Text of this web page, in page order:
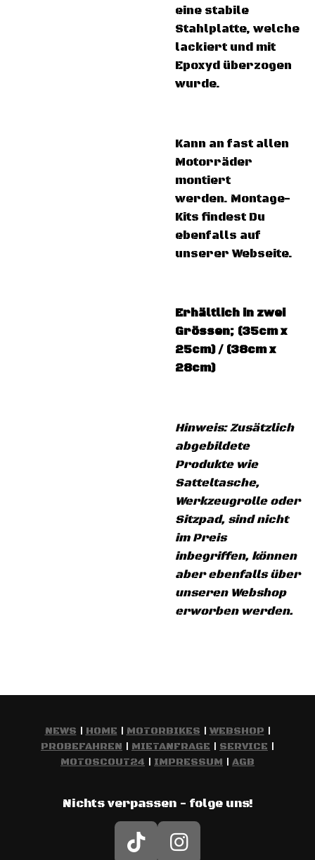
eine stabile
Stahlplatte, welche
lackiert und mit
Epoxyd überzogen
wurde.
Kann an fast allen
Motorräder
montiert
werden. Montage-
Kits findest Du
ebenfalls auf
unserer Webseite.
Erhältlich in zwei
Grössen; (35cm x
25cm) / (38cm x
28cm)
Hinweis: Zusätzlich
abgebildete
Produkte wie
Satteltasche,
Werkzeugrolle oder
Sitzpad, sind nicht
im Preis
inbegriffen, können
aber ebenfalls über
unseren Webshop
erworben werden.
NEWS | HOME | MOTORBIKES | WEBSHOP |
PROBEFAHREN | MIETANFRAGE | SERVICE |
MOTOSCOUT24 | IMPRESSUM | AGB
Nichts verpassen - folge uns!
T
I